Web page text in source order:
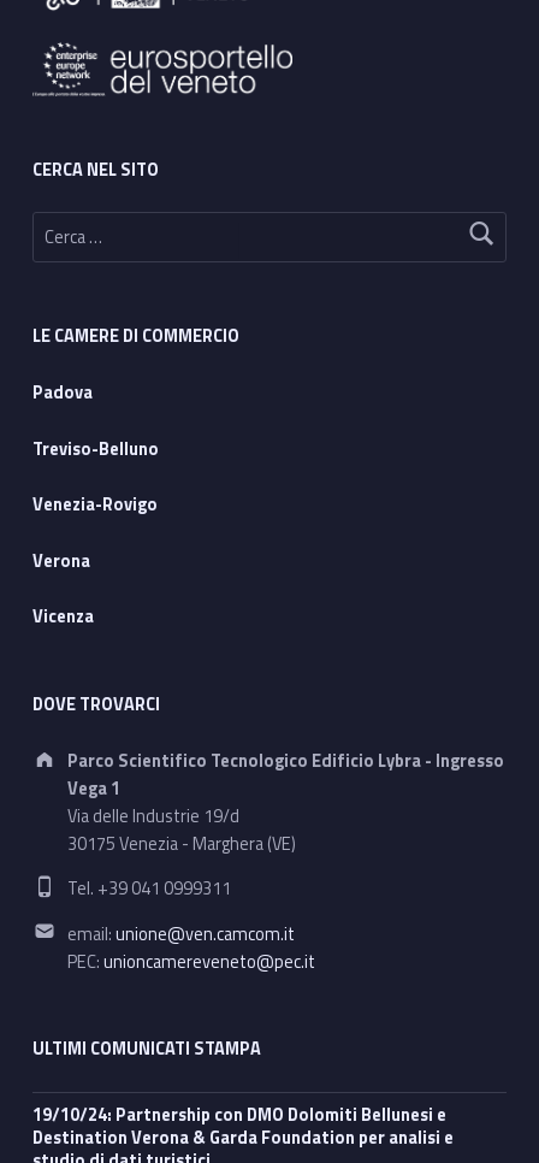
CERCA NEL SITO
Ricerca per:
LE CAMERE DI COMMERCIO
Padova
Treviso-Belluno
Venezia-Rovigo
Verona
Vicenza
DOVE TROVARCI
Address:
Parco Scientifico Tecnologico Edificio Lybra - Ingresso
Vega 1
Via delle Industrie 19/d
30175 Venezia - Marghera (VE)
Phone number:
Tel. +39 041 0999311
Email address:
email:unione@ven.camcom.it
PEC:unioncamereveneto@pec.it
ULTIMI COMUNICATI STAMPA
19/10/24: Partnership con DMO Dolomiti Bellunesi e
Destination Verona & Garda Foundation per analisi e